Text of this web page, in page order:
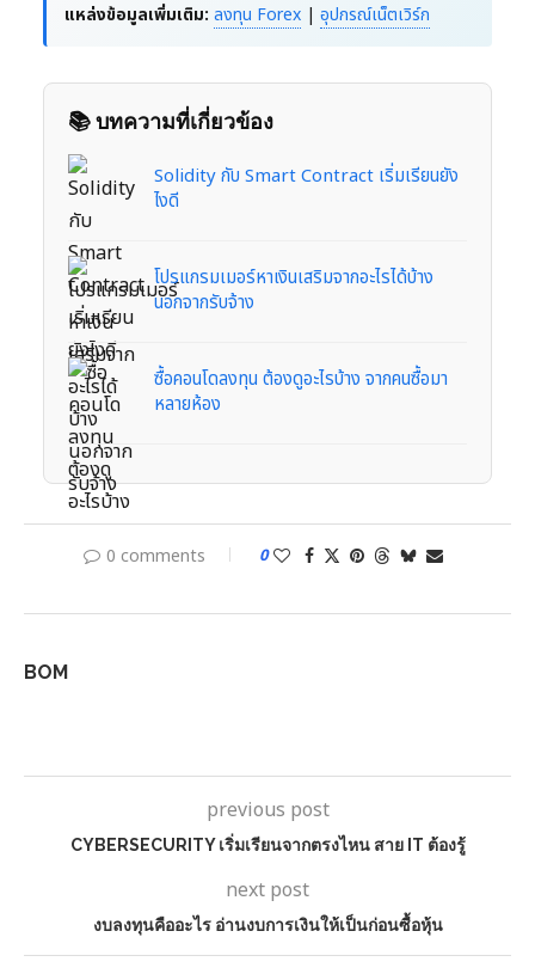
แหล่งข้อมูลเพิ่มเติม: ลงทุน Forex | อุปกรณ์เน็ตเวิร์ก
📚 บทความที่เกี่ยวข้อง
Solidity กับ Smart Contract เริ่มเรียนยัง
ไงดี
โปรแกรมเมอร์หาเงินเสริมจากอะไรได้บ้าง
นอกจากรับจ้าง
ซื้อคอนโดลงทุน ต้องดูอะไรบ้าง จากคนซื้อมา
หลายห้อง
0 comments 0
BOM
previous post
CYBERSECURITY เริ่มเรียนจากตรงไหน สาย IT ต้องรู้
next post
งบลงทุนคืออะไร อ่านงบการเงินให้เป็นก่อนซื้อหุ้น